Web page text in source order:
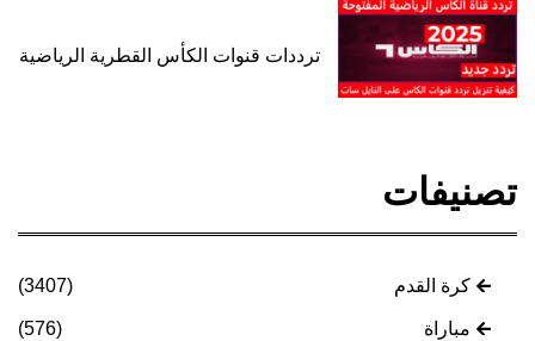
ترددات قنوات الكأس القطرية الرياضية
تصنيفات
كرة القدم (3407)
مباراة (576)